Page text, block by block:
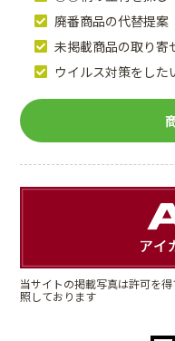
廃番商品の代替提案
未掲載商品の取り寄
ウイルス対策をした
当サイトの掲載写真は許可を
照しております